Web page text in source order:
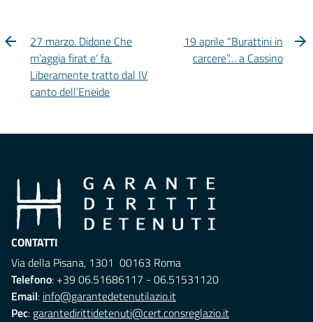
27 marzo. Didone Che
m’aggia firat e’ fa.
Liberamente tratto dal IV
canto dell’Eneide
19 aprile “Burattini in
carcere”… a Cassino
CONTATTI
Via della Pisana, 1301 00163 Roma
Telefono: +39 06.51686117 - 06.51531120
Email: info@garantedetenutilazio.it
Pec: garantedirittidetenuti@cert.consreglazio.it